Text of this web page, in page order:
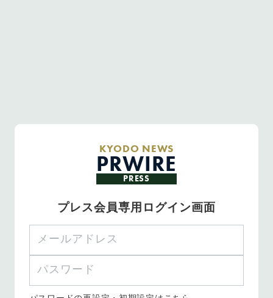
KYODO NEWS
PRWIRE
PRESS
プレス会員専用ログイン画面